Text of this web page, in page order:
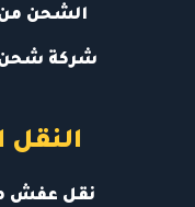
الشحن من
شركة شحن
النقل
نقل عفش